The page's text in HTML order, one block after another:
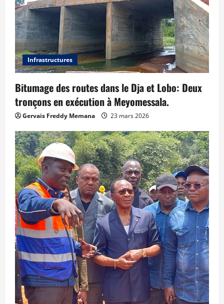
Infrastructures
Bitumage des routes dans le Dja et Lobo: Deux
tronçons en exécution à Meyomessala.
Gervais Freddy Memana 23 mars 2026